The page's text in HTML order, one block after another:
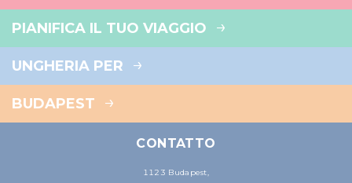
PIANIFICA IL TUO VIAGGIO
UNGHERIA PER
BUDAPEST
CONTATTO
1123 Budapest,